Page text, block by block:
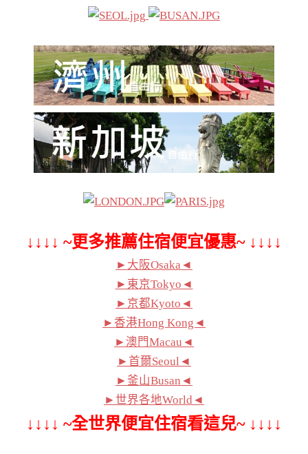
↓↓↓↓ ~更多推薦住宿便宜優惠~ ↓↓↓↓
►大阪Osaka◄
►東京Tokyo◄
►京都Kyoto◄
►香港Hong Kong◄
►澳門Macau◄
►首爾Seoul◄
►釜山Busan◄
►世界各地World◄
↓↓↓↓ ~全世界便宜住宿看這兒~ ↓↓↓↓